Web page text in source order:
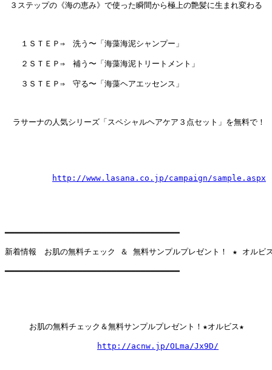
３ステップの《海の恵み》で使った瞬間から極上の艶髪に生まれ変わる
１ＳＴＥＰ⇒　洗う〜「海藻海泥シャンプー」
２ＳＴＥＰ⇒　補う〜「海藻海泥トリートメント」
３ＳＴＥＰ⇒　守る〜「海藻ヘアエッセンス」
ラサーナの人気シリーズ「スペシャルヘアケア３点セット」を無料で！
http://www.lasana.co.jp/campaign/sample.aspx
━━━━━━━━━━━━━━━━━━━━━━━━━━━━━━━━━━━━
新着情報　お肌の無料チェック ＆ 無料サンプルプレゼント！ ★ オルビ
━━━━━━━━━━━━━━━━━━━━━━━━━━━━━━━━━━━━
     お肌の無料チェック＆無料サンプルプレゼント！★オルビス★
http://acnw.jp/OLma/Jx9D/